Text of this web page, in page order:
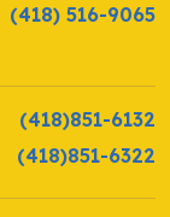
(418) 516-9065
(418)851-6132
(418)851-6322